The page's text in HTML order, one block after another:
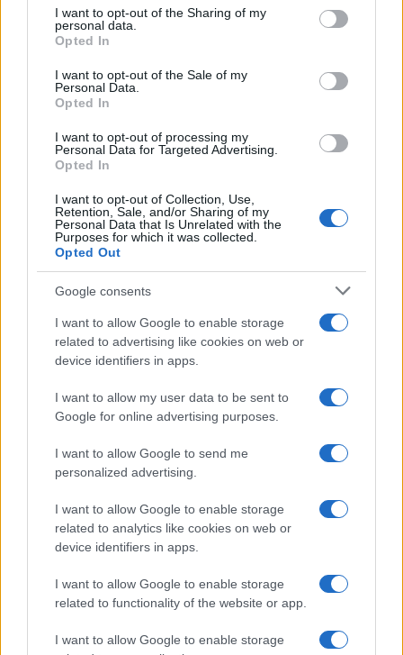
not limited to your visit or usage behaviour. You may click to
grant or deny consent to Google and its third-party tags to
use your data for below specified purposes in below Google
consent section.
I want to opt-out of the Sharing of my
personal data.
Opted In
I want to opt-out of the Sale of my
Personal Data.
Opted In
I want to opt-out of processing my
Personal Data for Targeted Advertising.
Opted In
I want to opt-out of Collection, Use,
Retention, Sale, and/or Sharing of my
Personal Data that Is Unrelated with the
Purposes for which it was collected.
Opted Out
Google consents
I want to allow Google to enable storage
related to advertising like cookies on web or
device identifiers in apps.
I want to allow my user data to be sent to
Google for online advertising purposes.
I want to allow Google to send me
personalized advertising.
I want to allow Google to enable storage
related to analytics like cookies on web or
device identifiers in apps.
I want to allow Google to enable storage
related to functionality of the website or app.
I want to allow Google to enable storage
l’estate al cinema
Alessandro Tassinari · 5 Ago 2026
FUORI PORTA
Dalla gloria di Coppi al declino attuale: l’allarme per il
ciclismo italiano
Beatrice Beretta · 4 Ago 2026
FUORI PORTA